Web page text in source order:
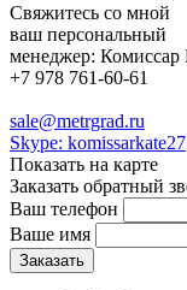
Свяжитесь со мной
ваш персональный
менеджер: Комиссар
+7 978 761-60-61
sale@metrgrad.ru
Skype: komissarkate27
Показать на карте
Заказать обратный
Ваш телефон
Ваше имя